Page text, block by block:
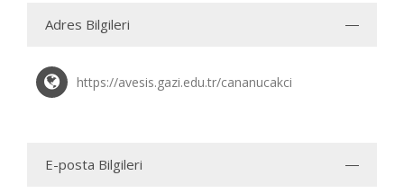
Adres Bilgileri
https://avesis.gazi.edu.tr/cananucakci
E-posta Bilgileri